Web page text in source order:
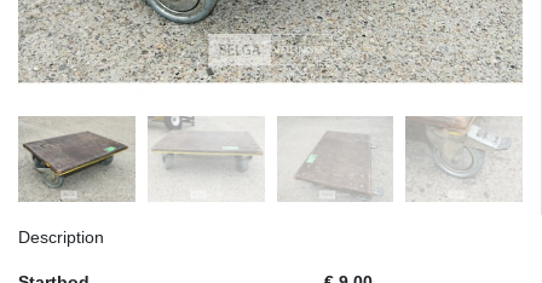
Description